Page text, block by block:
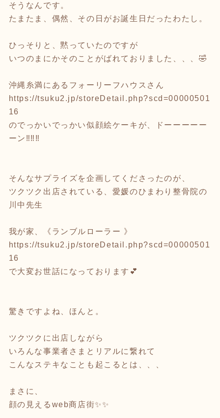
そうなんです。
たまたま、偶然、その日がお誕生日だったわたし。
ひっそりと、黙っていたのですが
いつのまにかそのことがばれておりました、、、🤣
沖縄糸満にあるフォーリーフハウスさん
https://tsuku2.jp/storeDetail.php?scd=00000501
16
のでっかいでっかい似顔絵ケーキが、ドーーーーー
ーン‼️‼️‼️
そんなサプライズを企画してくださったのが、
ツクツク出店されている、愛媛のひまわり整骨院の
川中先生
我が家、《ランブルローラー 》
https://tsuku2.jp/storeDetail.php?scd=00000501
16
で大変お世話になっております💕
驚きですよね、ほんと。
ツクツクに出店しながら
いろんな事業者さまとリアルに繋れて
こんなステキなことも起こるとは、、、
まさに、
顔の見えるweb商店街✨✨